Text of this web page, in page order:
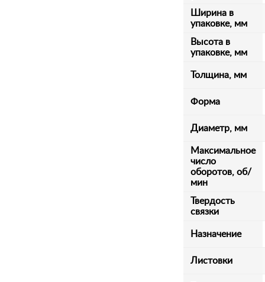
Ширина в
упаковке, мм
Высота в
упаковке, мм
Толщина, мм
Форма
Диаметр, мм
Максимальное
число
оборотов, об/
мин
Твердость
связки
Назначение
Листовки